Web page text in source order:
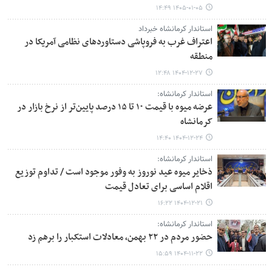
۱۴۰۵-۰۱-۰۵ ۱۴:۴۹
استاندار کرمانشاه خبرداد
اعتراف غرب به فروپاشی دستاوردهای نظامی آمریکا در
منطقه
۱۴۰۴-۱۲-۲۷ ۱۲:۴۸
استاندار کرمانشاه:
عرضه میوه با قیمت ۱۰ تا ۱۵ درصد پایین‌تر از نرخ بازار در
کرمانشاه
۱۴۰۴-۱۲-۲۴ ۱۴:۴۰
استاندار کرمانشاه:
ذخایر میوه عید نوروز به وفور موجود است / تداوم توزیع
اقلام اساسی برای تعادل قیمت
۱۴۰۴-۱۲-۲۱ ۱۶:۲۲
استاندار کرمانشاه:
حضور مردم در ۲۲ بهمن، معادلات استکبار را برهم زد
۱۴۰۴-۱۱-۲۲ ۱۵:۵۹